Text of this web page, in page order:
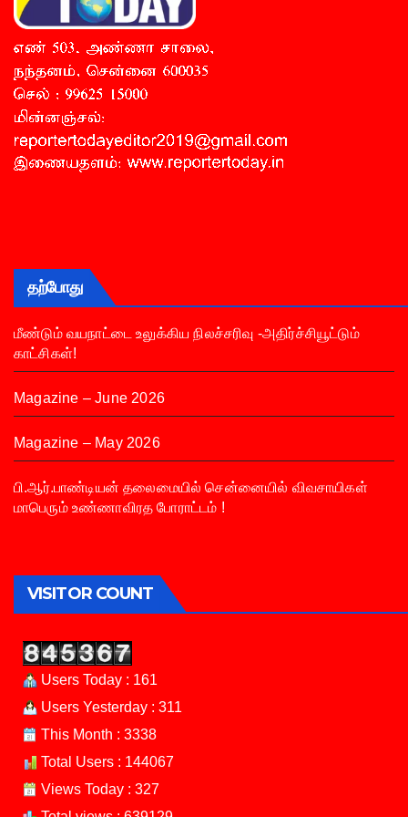
தற்போது
மீண்டும் வயநாட்டை உலுக்கிய நிலச்சரிவு -அதிர்ச்சியூட்டும்
காட்சிகள்!
Magazine – June 2026
Magazine – May 2026
பி.ஆர்.பாண்டியன் தலைமையில் சென்னையில் விவசாயிகள்
மாபெரும் உண்ணாவிரத போராட்டம் !
VISITOR COUNT
Users Today : 161
Users Yesterday : 311
This Month : 3338
Total Users : 144067
Views Today : 327